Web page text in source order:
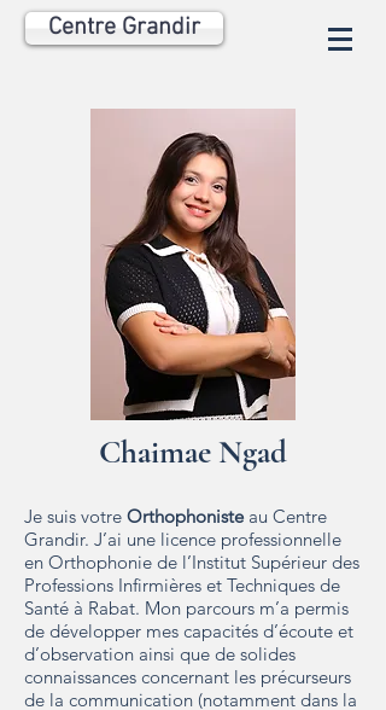
Centre Grandir
Chaimae Ngad
Je suis votre Orthophoniste au Centre
Grandir. J’ai une licence professionnelle
en Orthophonie de l’Institut Supérieur des
Professions Infirmières et Techniques de
Santé à Rabat. Mon parcours m’a permis
de développer mes capacités d’écoute et
d’observation ainsi que de solides
connaissances concernant les précurseurs
de la communication (notamment dans la